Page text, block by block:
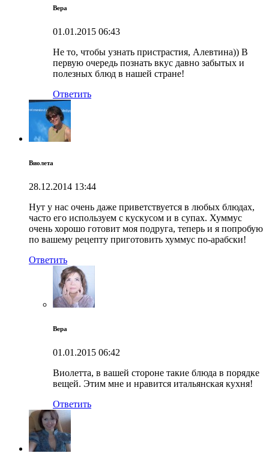
Вера
01.01.2015 06:43
Не то, чтобы узнать пристрастия, Алевтина)) В
первую очередь познать вкус давно забытых и
полезных блюд в нашей стране!
Ответить
Виолета
28.12.2014 13:44
Нут у нас очень даже приветствуется в любых блюдах,
часто его используем с кускусом и в супах. Хуммус
очень хорошо готовит моя подруга, теперь и я попробую
по вашему рецепту приготовить хуммус по-арабски!
Ответить
Вера
01.01.2015 06:42
Виолетта, в вашей стороне такие блюда в порядке
вещей. Этим мне и нравится итальянская кухня!
Ответить